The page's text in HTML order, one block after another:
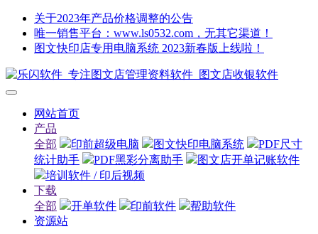
关于2023年产品价格调整的公告
唯一销售平台：www.ls0532.com，无其它渠道！
图文快印店专用电脑系统 2023新春版上线啦！
网站首页
产品
全部
印前超级电脑 图文快印电脑系统
PDF尺寸
统计助手
PDF黑彩分离助手
图文店开单记账软件
培训软件 / 印后视频
下载
全部
开单软件 印前软件
帮助软件
资源站